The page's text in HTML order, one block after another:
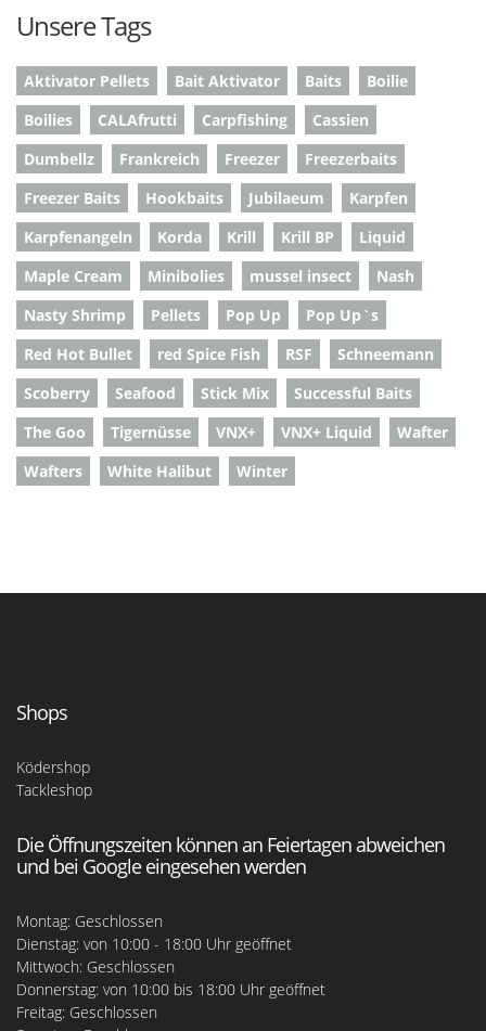
Unsere Tags
Aktivator Pellets Bait Aktivator Baits
Boilie
Boilies
CALAfrutti Carpfishing
Cassien
Dumbellz
Frankreich Freezer
Freezerbaits
Freezer Baits
Hookbaits Jubilaeum
Karpfen
Karpfenangeln
Korda Krill Krill BP
Liquid
Maple Cream
Minibolies mussel insect
Nash
Nasty Shrimp
Pellets Pop Up
Pop Up`s
Red Hot Bullet
red Spice Fish RSF
Schneemann
Scoberry
Seafood Stick Mix
Successful Baits
The Goo
Tigernüsse VNX+ VNX+ Liquid
Wafter
Wafters
White Halibut Winter
Shops
Ködershop
Tackleshop
Die Öffnungszeiten können an Feiertagen abweichen
und bei Google eingesehen werden
Montag: Geschlossen
Dienstag: von 10:00 - 18:00 Uhr geöffnet
Mittwoch: Geschlossen
Donnerstag: von 10:00 bis 18:00 Uhr geöffnet
Freitag: Geschlossen